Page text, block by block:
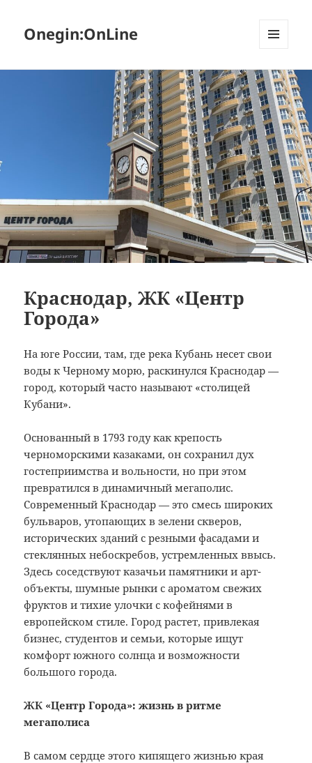
Onegin:OnLine
ВИДЖЕТЫ
Краснодар, ЖК «Центр
Города»
На юге России, там, где река Кубань несет свои
воды к Черному морю, раскинулся Краснодар —
город, который часто называют «столицей
Кубани».
Основанный в 1793 году как крепость
черноморскими казаками, он сохранил дух
гостеприимства и вольности, но при этом
превратился в динамичный мегаполис.
Современный Краснодар — это смесь широких
бульваров, утопающих в зелени скверов,
исторических зданий с резными фасадами и
стеклянных небоскребов, устремленных ввысь.
Здесь соседствуют казачьи памятники и арт-
объекты, шумные рынки с ароматом свежих
фруктов и тихие улочки с кофейнями в
европейском стиле. Город растет, привлекая
бизнес, студентов и семьи, которые ищут
комфорт южного солнца и возможности
большого города.
ЖК «Центр Города»: жизнь в ритме
мегаполиса
В самом сердце этого кипящего жизнью края